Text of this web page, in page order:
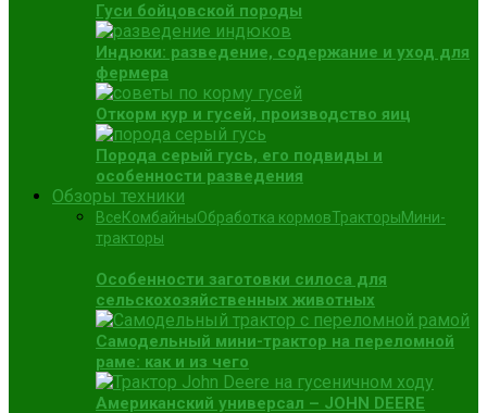
Гуси бойцовской породы
Индюки: разведение, содержание и уход для
фермера
Откорм кур и гусей, производство яиц
Порода серый гусь, его подвиды и
особенности разведения
Обзоры техники
ВсеКомбайныОбработка кормовТракторыМини-
тракторы
Особенности заготовки силоса для
сельскохозяйственных животных
Самодельный мини-трактор на переломной
раме: как и из чего
Американский универсал – JOHN DEERE